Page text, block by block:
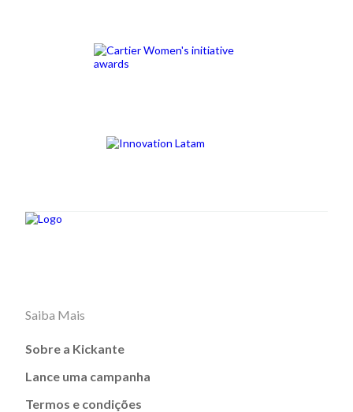
Saiba Mais
Sobre a Kickante
Lance uma campanha
Termos e condições